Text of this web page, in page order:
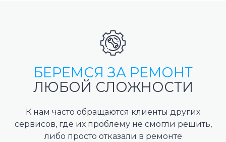
БЕРЕМСЯ ЗА РЕМОНТ
ЛЮБОЙ СЛОЖНОСТИ
К нам часто обращаются клиенты других
сервисов, где их проблему не смогли решить,
либо просто отказали в ремонте